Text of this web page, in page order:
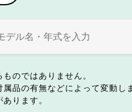
のではありません。
品の有無などによって変動し
ります。